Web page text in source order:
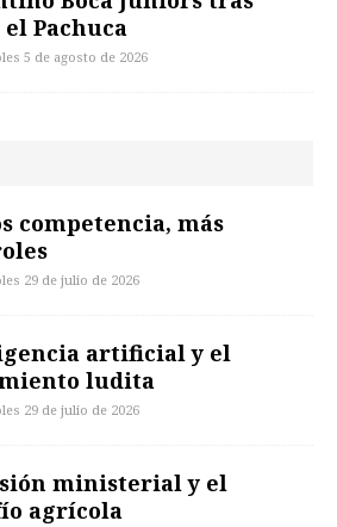
Pachuca
5 de agosto de 2026
competencia, más
29 de julio de 2026
artificial y el
ludita
29 de julio de 2026
ministerial y el
agrícola